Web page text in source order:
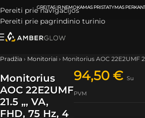
Pereiti prie navigacijos
Pereiti prie pagrindinio turinio
ATSIIMKITE UŽSAKYMĄKLAIPĖDOJE IR VILNIUJE
Pradžia › Monitoriai › Monitorius AOC 22E2UMF
Monitorius
AOC 22E2UMF
21.5 „, VA,
FHD, 75 Hz, 4
94,50€ Su
PVM